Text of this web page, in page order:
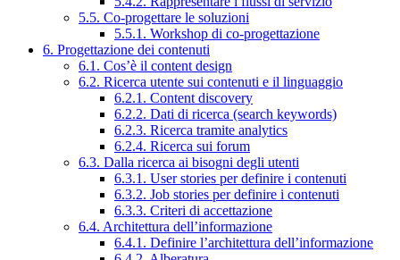
5.5. Co-progettare le soluzioni
5.5.1. Workshop di co-progettazione
6. Progettazione dei contenuti
6.1. Cos’è il content design
6.2. Ricerca utente sui contenuti e il linguaggio
6.2.1. Content discovery
6.2.2. Dati di ricerca (search keywords)
6.2.3. Ricerca tramite analytics
6.2.4. Ricerca sui forum
6.3. Dalla ricerca ai bisogni degli utenti
6.3.1. User stories per definire i contenuti
6.3.2. Job stories per definire i contenuti
6.3.3. Criteri di accettazione
6.4. Architettura dell’informazione
6.4.1. Definire l’architettura dell’informazione